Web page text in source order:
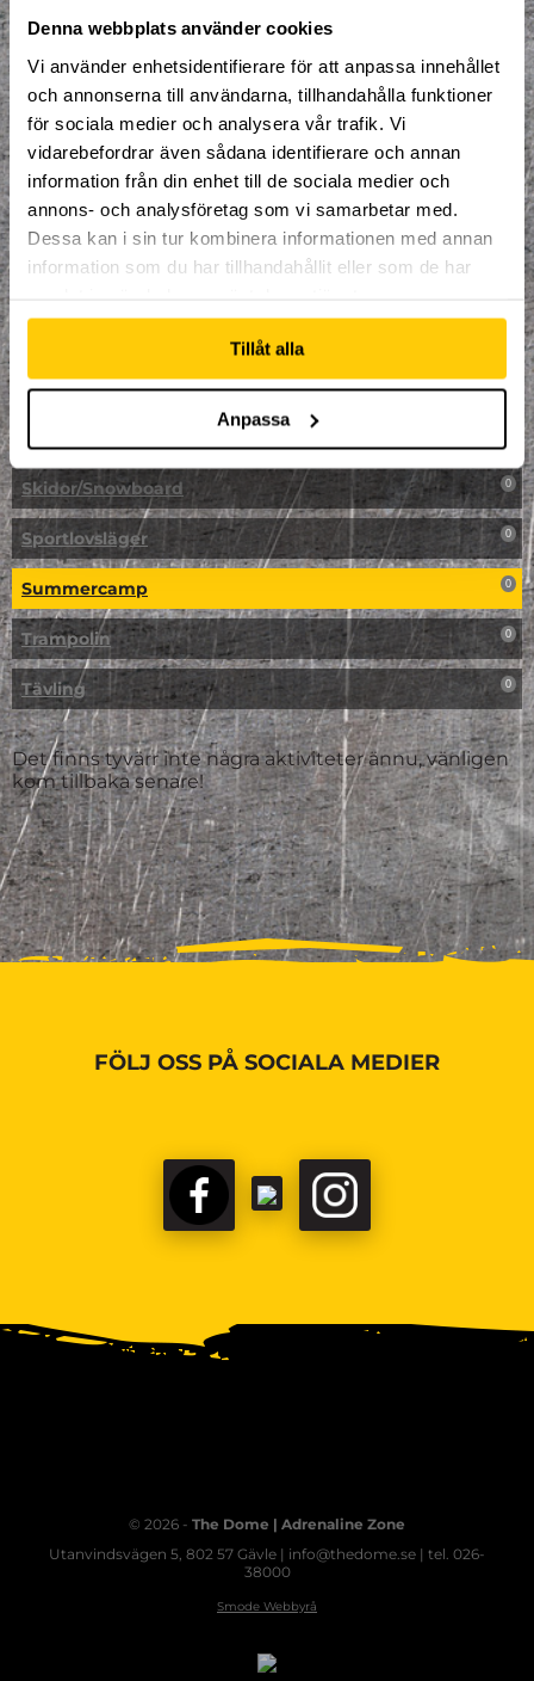
Denna webbplats använder cookies
Vi använder enhetsidentifierare för att anpassa innehållet
och annonserna till användarna, tillhandahålla funktioner
för sociala medier och analysera vår trafik. Vi
vidarebefordrar även sådana identifierare och annan
information från din enhet till de sociala medier och
annons- och analysföretag som vi samarbetar med.
Dessa kan i sin tur kombinera informationen med annan
information som du har tillhandahållit eller som de har
Tillåt alla
Anpassa
Klättring
LAN
Multisport
Mässa
NPF-Träning
Påsklovsläger
Skidor/Snowboard 0
Sportlovsläger 0
Summercamp 0
Trampolin 0
Tävling 0
Det finns tyvärr inte några aktiviteter ännu, vänligen
kom tillbaka senare!
FÖLJ OSS PÅ SOCIALA MEDIER
© 2026 - The Dome | Adrenaline Zone
Utanvindsvägen 5, 802 57 Gävle | info@thedome.se | tel. 026-
38000
Smode Webbyrå